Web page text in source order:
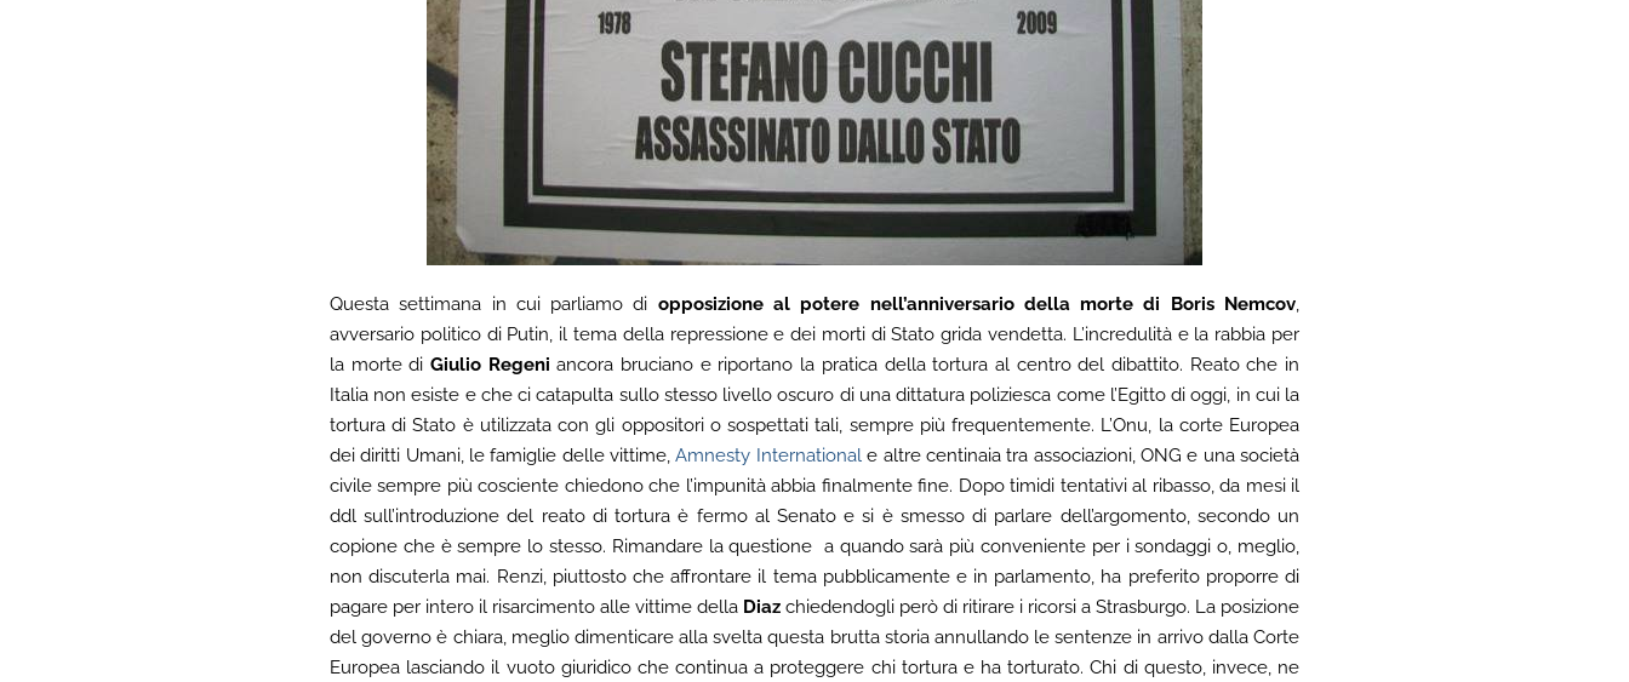
Questa settimana in cui parliamo di opposizione al potere nell’anniversario della morte di Boris Nemcov
avversario politico di Putin, il tema della repressione e dei morti di Stato grida vendetta. L’incredulità e la rabbia per
la morte diGiulio Regeni ancora bruciano e riportano la pratica della tortura al centro del dibattito. Reato che in
Italia non esiste e che ci catapulta sullo stesso livello oscuro di una dittatura poliziesca come l’Egitto di oggi, in cui la
tortura di Stato è utilizzata con gli oppositori o sospettati tali, sempre più frequentemente. L’Onu, la corte Europea
dei diritti Umani, le famiglie delle vittime,Amnesty International e altre centinaia tra associazioni, ONG e una società
civile sempre più cosciente chiedono che l’impunità abbia finalmente fine. Dopo timidi tentativi al ribasso, da mesi il
ddl sull’introduzione del reato di tortura è fermo al Senato e si è smesso di parlare dell’argomento, secondo un
copione che è sempre lo stesso. Rimandare la questione a quando sarà più conveniente per i sondaggi o, meglio,
non discuterla mai. Renzi, piuttosto che affrontare il tema pubblicamente e in parlamento, ha preferito proporre di
pagare per intero il risarcimento alle vittime della Diaz chiedendogli però di ritirare i ricorsi a Strasburgo. La posizione
del governo è chiara, meglio dimenticare alla svelta questa brutta storia annullando le sentenze in arrivo dalla Corte
Europea lasciando il vuoto giuridico che continua a proteggere chi tortura e ha torturato. Chi di questo, invece, ne